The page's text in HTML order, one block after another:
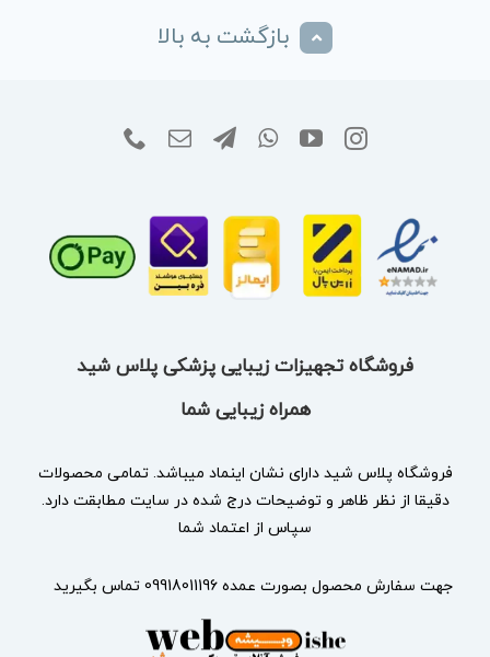
بازگشت به بالا
فروشگاه تجهیزات زیبایی پزشکی پلاس شید
همراه زیبایی شما
فروشگاه پلاس شید دارای نشان اینماد میباشد. تمامی محصولات
دقیقا از نظر ظاهر و توضیحات درج شده در سایت مطابقت دارد.
سپاس از اعتماد شما
جهت سفارش محصول بصورت عمده 09918011196 تماس بگیرید